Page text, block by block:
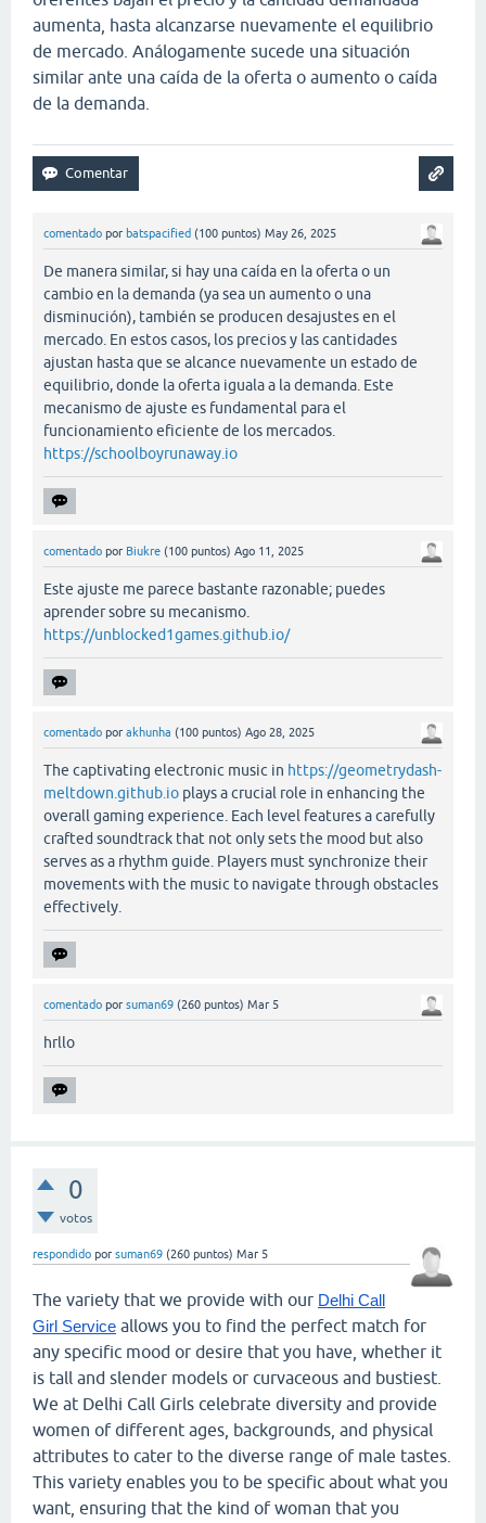
aumenta, hasta alcanzarse nuevamente el equilibrio
de mercado. Análogamente sucede una situación
similar ante una caída de la oferta o aumento o caída
de la demanda.
comentado por batspacified (100 puntos) May 26, 2025
De manera similar, si hay una caída en la oferta o un
cambio en la demanda (ya sea un aumento o una
disminución), también se producen desajustes en el
mercado. En estos casos, los precios y las cantidades
ajustan hasta que se alcance nuevamente un estado de
equilibrio, donde la oferta iguala a la demanda. Este
mecanismo de ajuste es fundamental para el
funcionamiento eficiente de los mercados.
https://schoolboyrunaway.io
comentado por Biukre (100 puntos) Ago 11, 2025
Este ajuste me parece bastante razonable; puedes
aprender sobre su mecanismo.
https://unblocked1games.github.io/
comentado por akhunha (100 puntos) Ago 28, 2025
The captivating electronic music in https://geometrydash-
meltdown.github.io plays a crucial role in enhancing the
overall gaming experience. Each level features a carefully
crafted soundtrack that not only sets the mood but also
serves as a rhythm guide. Players must synchronize their
movements with the music to navigate through obstacles
effectively.
comentado por suman69 (260 puntos) Mar 5
hrllo
0
votos
respondido por suman69 (260 puntos) Mar 5
The variety that we provide with our Delhi Call
Girl Service allows you to find the perfect match for
any specific mood or desire that you have, whether it
is tall and slender models or curvaceous and bustiest.
We at Delhi Call Girls celebrate diversity and provide
women of different ages, backgrounds, and physical
attributes to cater to the diverse range of male tastes.
This variety enables you to be specific about what you
want, ensuring that the kind of woman that you